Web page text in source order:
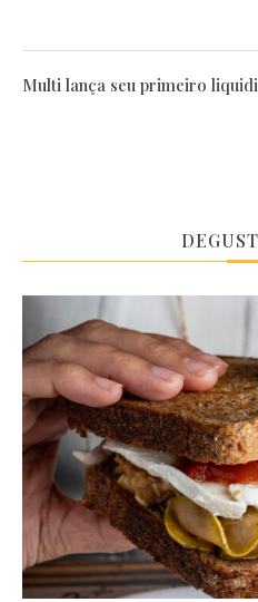
Multi lança seu primeiro